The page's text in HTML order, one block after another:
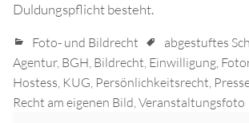
Duldungspflicht besteht.
Foto- und Bildrecht abgestuftes
Agentur, BGH, Bildrecht, Einwilligung,
Hostess, KUG, Persönlichkeitsrecht,
Recht am eigenen Bild,Veranstaltungsfoto